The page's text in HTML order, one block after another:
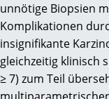
unnötige Biopsien
Komplikationen
insignifikante
gleichzeitig klinisch
≥ 7) zum Teil